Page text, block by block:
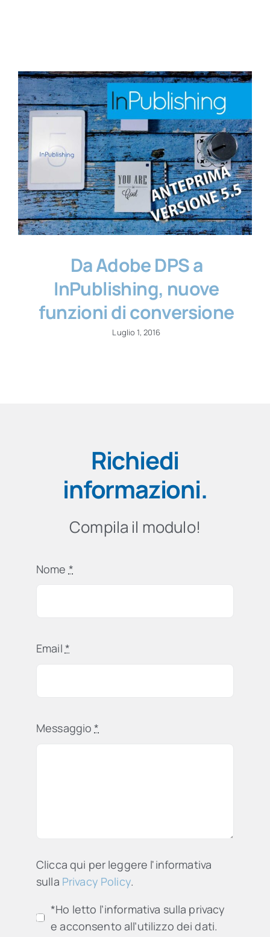
Da Adobe DPS a
InPublishing, nuove
funzioni di conversione
Luglio 1, 2016
Richiedi
informazioni.
Compila il modulo!
Nome *
Email *
Messaggio*
Clicca qui per leggere l'informativa
sulla Privacy Policy.
*Ho letto l’informativa sulla privacy
e acconsento all’utilizzo dei dati.